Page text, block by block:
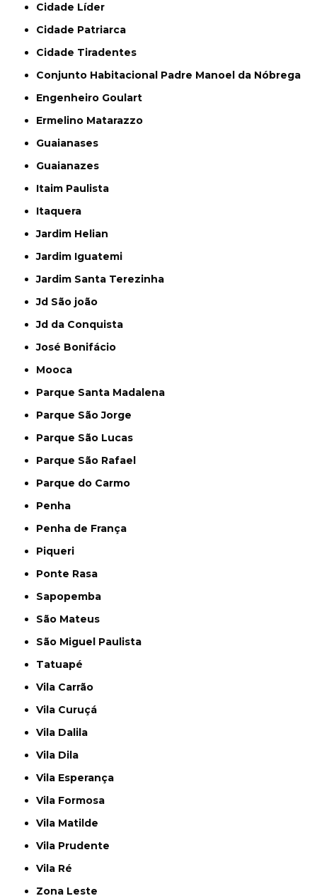
Cidade Líder
Cidade Patriarca
Cidade Tiradentes
Conjunto Habitacional Padre Manoel da Nóbrega
Engenheiro Goulart
Ermelino Matarazzo
Guaianases
Guaianazes
Itaim Paulista
Itaquera
Jardim Helian
Jardim Iguatemi
Jardim Santa Terezinha
Jd São joão
Jd da Conquista
José Bonifácio
Mooca
Parque Santa Madalena
Parque São Jorge
Parque São Lucas
Parque São Rafael
Parque do Carmo
Penha
Penha de França
Piqueri
Ponte Rasa
Sapopemba
São Mateus
São Miguel Paulista
Tatuapé
Vila Carrão
Vila Curuçá
Vila Dalila
Vila Dila
Vila Esperança
Vila Formosa
Vila Matilde
Vila Prudente
Vila Ré
Zona Leste